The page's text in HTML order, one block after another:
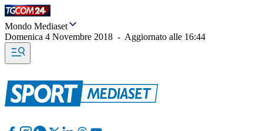
Mondo Mediaset
Domenica 4 Novembre 2018 - Aggiornato alle 16:44